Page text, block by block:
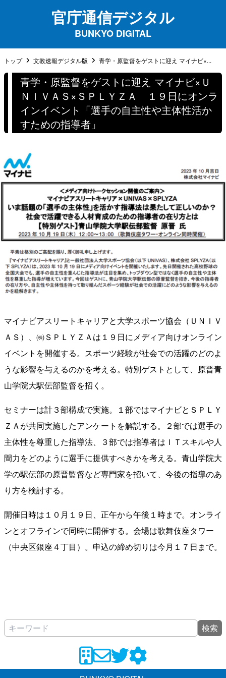
官庁通信デジタル
BUNKYO DIGITAL
トップ 文教速報デジタル版 青学・原監督をゲストに迎え マイナビ×...
青学・原監督をゲストに迎え マイナビ×Ｕ
ＮＩＶＡＳ×ＳＰＬＹＺＡ １９日にオンラ
インイベント「選手の自主性や主体性活か
すための指導者」
マイナビアスリートキャリアと大学スポーツ協会（ＵＮＩＶ
ＡＳ）、㈱ＳＰＬＹＺＡは１９日にメディア向けオンライン
イベントを開催する。スポーツ経験が社会での活躍のどのよ
うな影響を与えるのかを考える。特別ゲストとして、原晋青
山学院大駅伝部監督を招く。
セミナーは計３部構成で実施。１部ではマイナビとＳＰＬＹ
ＺＡが共同実施したアンケートを解説する。２部では選手の
主体性を尊重した指導法、３部では指導者はＩＴスキルや人
間力をどのように選手に提供すべきかを考える。青山学院大
学の駅伝部の原晋監督など専門家を招いて、今後の指導のあ
り方を検討する。
開催日時は１０月１９日、正午から午後１時まで。オンライ
ンとオフラインで同時に開催する。会場は歌舞伎座タワー
（中央区銀座４丁目）。申込の締め切りは今月１７日まで。
検索